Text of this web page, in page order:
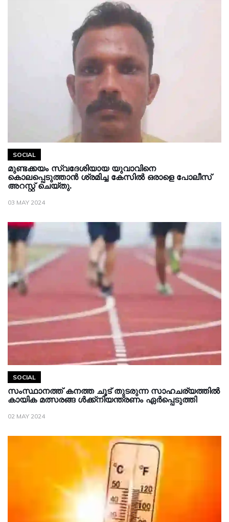
SOCIAL
മുണ്ടക്കയം സ്വദേശിയായ യുവാവിനെ
കൊലപ്പെടുത്താൻ ശ്രമിച്ച കേസിൽ ഒരാളെ പോലീസ്
അറസ്റ്റ് ചെയ്തു.
03 MAY 2024
SOCIAL
സംസ്ഥാനത്ത് കനത്ത ചൂട് തുടരുന്ന സാഹചര്യത്തിൽ
കായിക മത്സരങ്ങ ൾക്ക്നിയന്ത്രണം ഏർപ്പെടുത്തി
02 MAY 2024